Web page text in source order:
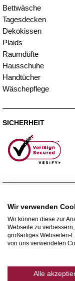
Bettwäsche
Tagesdecken
Dekokissen
Plaids
Raumdüfte
Hausschuhe
Handtücher
Wäschepflege
SICHERHEIT
WIR VERSENDEN MIT
Wir verwenden
Wir können diese zur
Webseite zu
großartiges Webseiten-
von uns verwendeten
Alle